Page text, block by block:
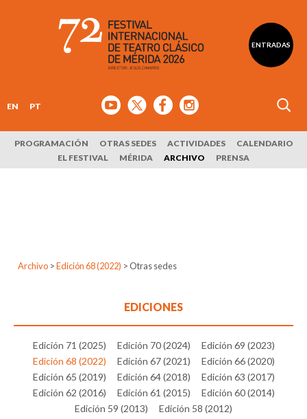
ENTRADAS
EN PT
PROGRAMACIÓN OTRAS SEDES ACTIVIDADES
CALENDARIO
EL FESTIVAL
MÉRIDA ARCHIVO PRENSA
Archivo > Edición 68 (2022) >Otras sedes
EDICIONES
Edición 71 (2025) Edición 70 (2024)
Edición 69 (2023)
Edición 68 (2022)
Edición 67 (2021)
Edición 66 (2020)
Edición 65 (2019)
Edición 64 (2018)
Edición 63 (2017)
Edición 62 (2016)
Edición 61 (2015)
Edición 60 (2014)
Edición 59 (2013)
Edición 58 (2012)